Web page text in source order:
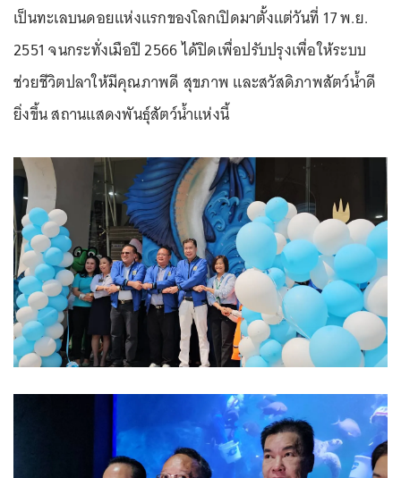
เป็นทะเลบนดอยแห่งแรกของโลกเปิดมาตั้งแต่วันที่ 17 พ.ย.
2551 จนกระทั่งเมือปี 2566 ได้ปิดเพื่อปรับปรุงเพื่อให้ระบบ
ช่วยชีวิตปลาให้มีคุณภาพดี สุขภาพ และสวัสดิภาพสัตว์น้ำดี
ยิ่งขึ้น สถานแสดงพันธุ์สัตว์น้ำแห่งนี้